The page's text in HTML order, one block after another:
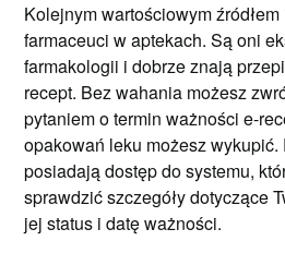
Kolejnym wartościowym
farmaceuci w aptekach. Są oni
farmakologii i dobrze znają
recept. Bez wahania możesz
pytaniem o termin ważności e-
opakowań leku możesz wykupić.
posiadają dostęp do systemu,
sprawdzić szczegóły dotyczące
jej status i datę ważności.